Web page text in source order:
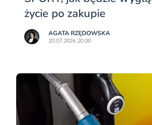
życie po zakupie
AGATA RZĘDOWSKA
20.07.2026 20:00